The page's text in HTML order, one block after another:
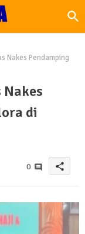
Nakes Pendamping
di
0 share